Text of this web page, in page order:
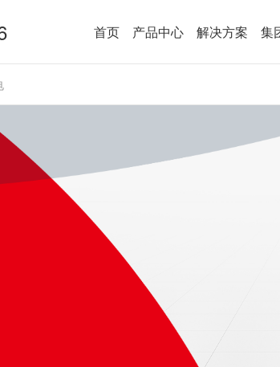
首页 产品中心 解决方案 集